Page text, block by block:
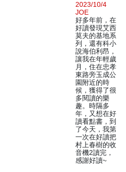
2023/10/4
JOE
好多年前，在
好讀發現艾西
莫夫的基地系
列，還有科小
說海伯利昂，
讓我在年輕歲
月，住在忠孝
東路旁玉成公
園附近的時
候，獲得了很
多閱讀的樂
趣。時隔多
年，又想在好
讀看點書，到
了今天，我第
一次在好讀把
村上春樹的收
音機2讀完，
感謝好讀~